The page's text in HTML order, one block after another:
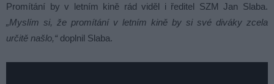
Promítání by v letním kině rád viděl i ředitel SZM Jan Slaba.
„Myslím si, že promítání v letním kině by si své diváky zcela
určitě našlo,“ doplnil Slaba.